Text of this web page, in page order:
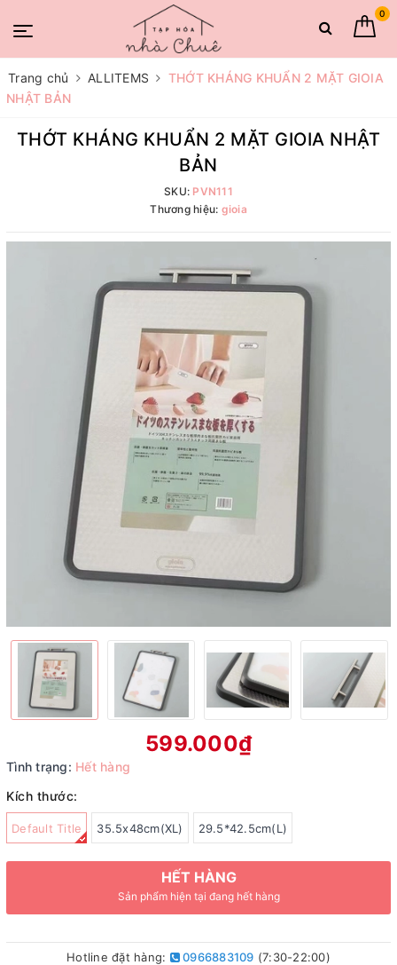
0
Trang chủ ALLITEMS
THỚT KHÁNG KHUẨN 2 MẶT GIOIA
NHẬT BẢN
THỚT KHÁNG KHUẨN 2 MẶT GIOIA NHẬT
BẢN
SKU: PVN111
Thương hiệu: gioia
599.000₫
Tình trạng: Hết hàng
Kích thước:
Default Title 35.5x48cm(XL) 29.5*42.5cm(L)
HẾT HÀNG
Sản phẩm hiện tại đang hết hàng
Hotline đặt hàng: 0966883109 (7:30-22:00)